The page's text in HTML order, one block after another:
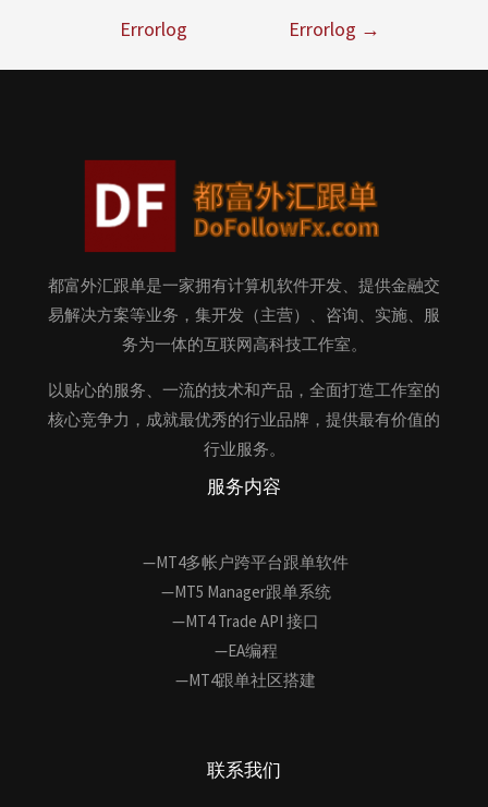
Errorlog
Errorlog →
都富外汇跟单是一家拥有计算机软件开发、提供金融交
易解决方案等业务，集开发（主营）、咨询、实施、服
务为一体的互联网高科技工作室。
以贴心的服务、一流的技术和产品，全面打造工作室的
核心竞争力，成就最优秀的行业品牌，提供最有价值的
行业服务。
服务内容
—MT4多帐户跨平台跟单软件
—MT5 Manager跟单系统
—MT4 Trade API 接口
—EA编程
—MT4跟单社区搭建
联系我们